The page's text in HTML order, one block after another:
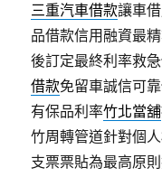
三重汽車借款讓車
品借款信用融資最
後訂定最終利率救
借款免留車誠信可
有保品利率竹北當舖
竹周轉管道針對個
支票票貼為最高原